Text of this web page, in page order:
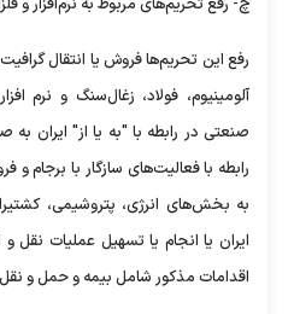
رفع این تحریم‌ها فروش یا انتقال
آلومینیوم، فولاد، زغال‌سنگ و نرم
صنعتی در رابطه با "به یا از" ایران
رابطه با فعالیت‌های سازگار با برجام
به بخش‌های انرژی، پتروشیمی،
ایران یا انجام یا تسهیل عملیات نقل و
اقدامات مذکور شامل بیمه و حمل و